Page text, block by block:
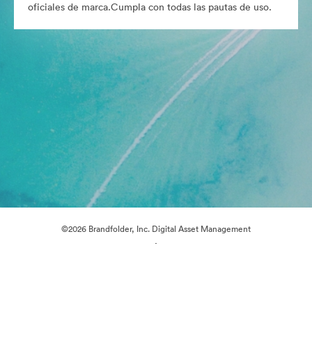
oficiales de marca.Cumpla con todas las pautas de uso.
©2026 Brandfolder, Inc. Digital Asset Management
·